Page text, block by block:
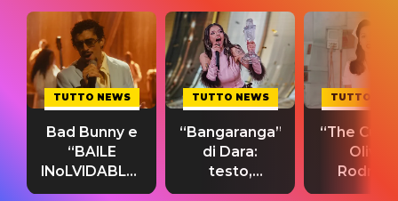
TUTTO NEWS
Bad Bunny e
“BAILE
INoLVIDABLE”:
testo,
TUTTO NEWS
“Bangaranga”
di Dara:
testo,
traduzione e
TUTTO
“The
Olivia
testo,